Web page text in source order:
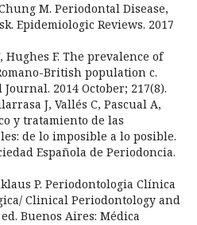
M. Periodontal Disease,
Epidemiologic Reviews. 2017
Hughes F. The prevalence of
British population c.
2014 October; 217(8).
J, Vallés C, Pascual A,
y tratamiento de las
de lo imposible a lo posible.
Española de Periodoncia.
P. Periodontologia Clínica
Clinical Periodontology and
Buenos Aires: Médica